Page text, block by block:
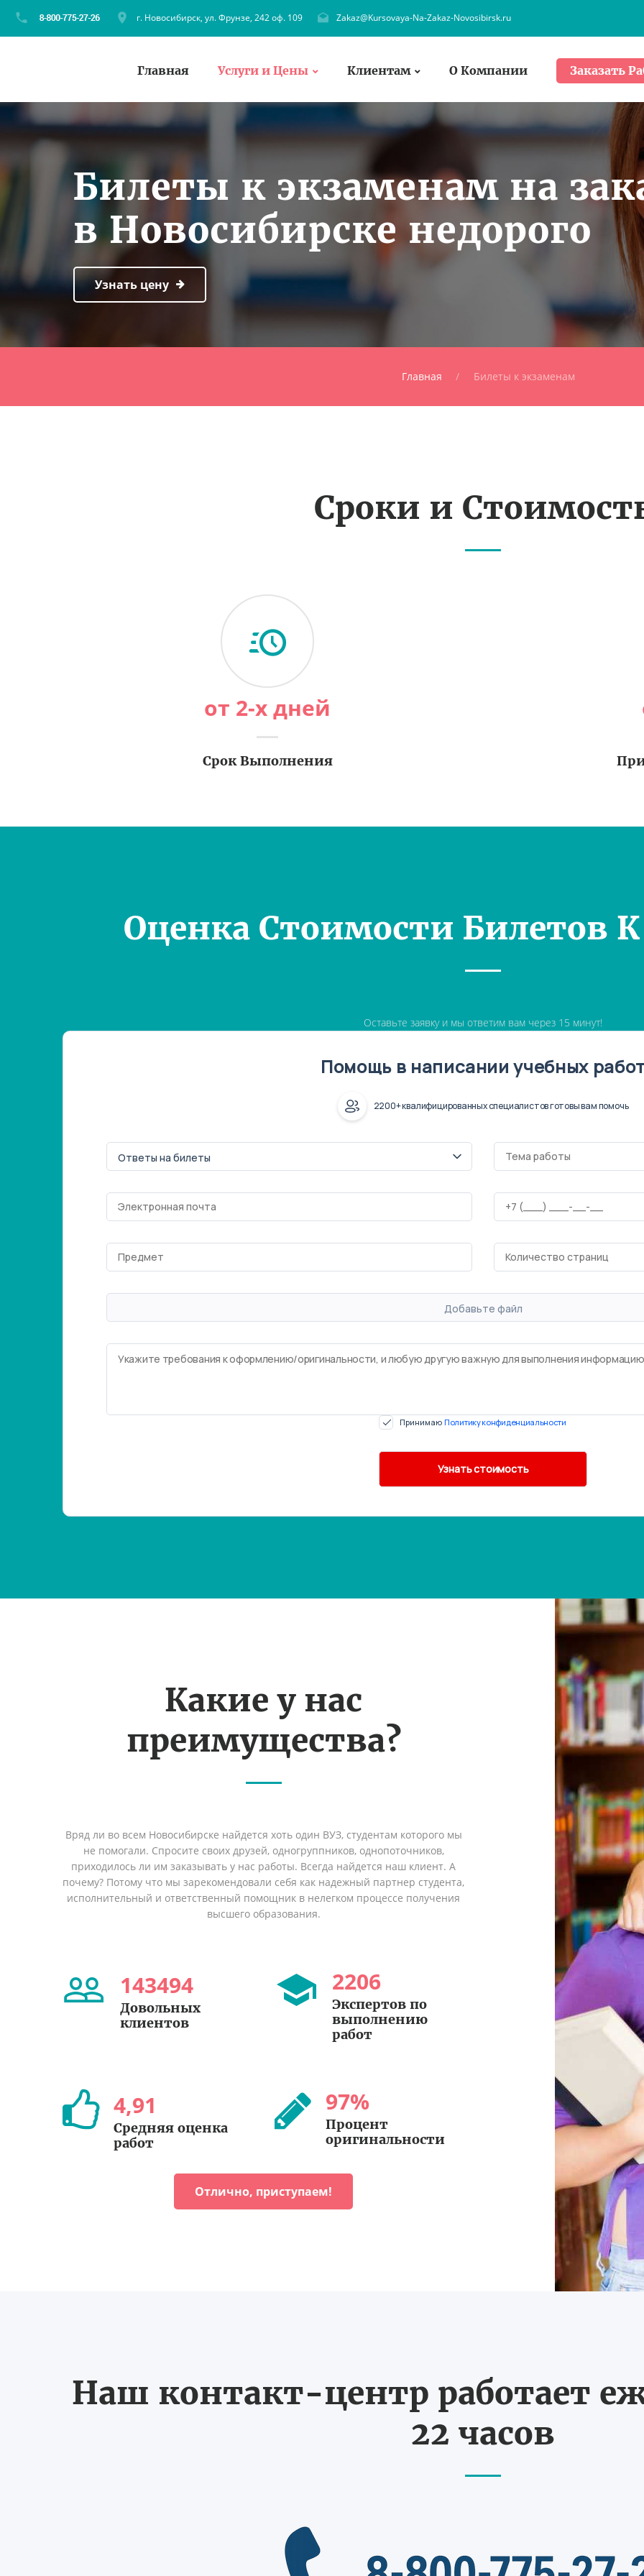
г. Новосибирск, ул. Фрунзе, 242 оф. 109 Zakaz@Kursovaya-Na-Zakaz-Novosibirsk.ru
Главная Услуги и Цены Клиентам О Компании Заказать
Билеты к экзаменам на
в Новосибирске недорого
Узнать цену
Главная Билеты к экзаменам
Сроки и
от 2-х дней
Срок Выполнения
Оценка Стоимости Билетов
Оставьте заявку и мы ответим вам через 15 минут!
Помощь в написании учебных
2200+ квалифицированных специалистов готовы вам помочь
Добавьте файл
Принимаю Политику конфиденциальности
Какие у нас
преимущества?
Вряд ли во всем Новосибирске найдется хоть один ВУЗ, студентам которого мы
не помогали. Спросите своих друзей, одногруппников, однопоточников,
приходилось ли им заказывать у нас работы. Всегда найдется наш клиент. А
почему? Потому что мы зарекомендовали себя как надежный партнер студента,
исполнительный и ответственный помощник в нелегком процессе получения
высшего образования.
143494
Довольных
клиентов
2206
Экспертов по
выполнению
работ
4,91
Средняя оценка
работ
97%
Процент
оригинальности
Отлично, приступаем!
Наш контакт-центр работает
22 часов